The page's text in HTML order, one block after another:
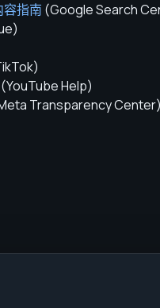
指南 (Google Search
)
)
(YouTube Help)
Transparency Center)